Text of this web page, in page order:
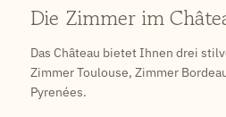
Die Zimmer im
Das Château bietet Ihnen drei
Zimmer Toulouse, Zimmer
Pyrenées.